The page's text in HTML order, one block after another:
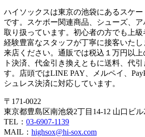
ハイソックスは東京の池袋にあるスケ
です。スケボー関連商品、シューズ、
取り扱っています。初心者の方でも上
経験豊富なスタッフが丁寧に接客いた
来店ください。通販では税込１万円以
ト決済、代金引き換えともに送料、代
す。店頭ではLINE PAY、メルペイ、
シュレス決済に対応しています。
〒171-0022
東京都豊島区南池袋2丁目14-12 山口ビル
TEL： 03-6907-1139
MAIL： highsox@hi-sox.com